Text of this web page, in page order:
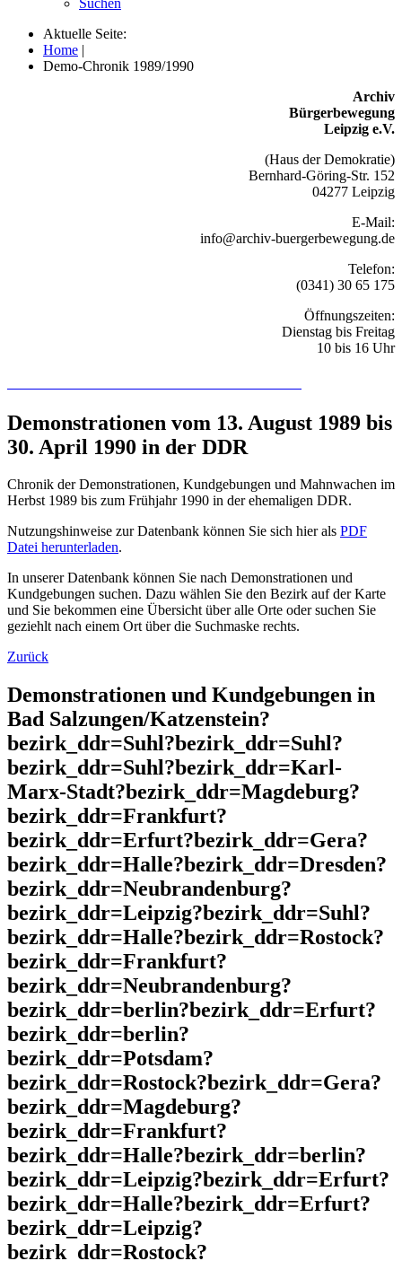
Suchen
Aktuelle Seite:
Home |
Demo-Chronik 1989/1990
Archiv
Bürgerbewegung
Leipzig e.V.
(Haus der Demokratie)
Bernhard-Göring-Str. 152
04277 Leipzig
E-Mail:
info@archiv-buergerbewegung.de
Telefon:
(0341) 30 65 175
Öffnungszeiten:
Dienstag bis Freitag
10 bis 16 Uhr
Demonstrationen vom 13. August 1989 bis
30. April 1990 in der DDR
Chronik der Demonstrationen, Kundgebungen und Mahnwachen im
Herbst 1989 bis zum Frühjahr 1990 in der ehemaligen DDR.
Nutzungshinweise zur Datenbank können Sie sich hier als PDF
Datei herunterladen.
In unserer Datenbank können Sie nach Demonstrationen und
Kundgebungen suchen. Dazu wählen Sie den Bezirk auf der Karte
und Sie bekommen eine Übersicht über alle Orte oder suchen Sie
geziehlt nach einem Ort über die Suchmaske rechts.
Zurück
Demonstrationen und Kundgebungen in
Bad Salzungen/Katzenstein?
bezirk_ddr=Suhl?bezirk_ddr=Suhl?
bezirk_ddr=Suhl?bezirk_ddr=Karl-
Marx-Stadt?bezirk_ddr=Magdeburg?
bezirk_ddr=Frankfurt?
bezirk_ddr=Erfurt?bezirk_ddr=Gera?
bezirk_ddr=Halle?bezirk_ddr=Dresden?
bezirk_ddr=Neubrandenburg?
bezirk_ddr=Leipzig?bezirk_ddr=Suhl?
bezirk_ddr=Halle?bezirk_ddr=Rostock?
bezirk_ddr=Frankfurt?
bezirk_ddr=Neubrandenburg?
bezirk_ddr=berlin?bezirk_ddr=Erfurt?
bezirk_ddr=berlin?
bezirk_ddr=Potsdam?
bezirk_ddr=Rostock?bezirk_ddr=Gera?
bezirk_ddr=Magdeburg?
bezirk_ddr=Frankfurt?
bezirk_ddr=Halle?bezirk_ddr=berlin?
bezirk_ddr=Leipzig?bezirk_ddr=Erfurt?
bezirk_ddr=Halle?bezirk_ddr=Erfurt?
bezirk_ddr=Leipzig?
bezirk_ddr=Rostock?